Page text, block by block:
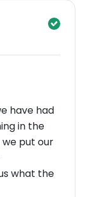
have had
in the
put our
what the